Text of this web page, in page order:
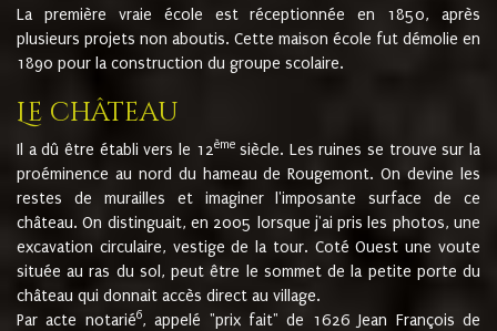
La première vraie école est réceptionnée en 1850, après
plusieurs projets non aboutis. Cette maison école fut démolie en
1890 pour la construction du groupe scolaire.
Le château
Il a dû être établi vers le 12èmesiècle. Les ruines se trouve sur la
proéminence au nord du hameau de Rougemont. On devine les
restes de murailles et imaginer l'imposante surface de ce
château. On distinguait, en 2005 lorsque j'ai pris les photos, une
excavation circulaire, vestige de la tour. Coté Ouest une voute
située au ras du sol, peut être le sommet de la petite porte du
château qui donnait accès direct au village.
Par acte notarié6, appelé "prix fait" de 1626 Jean François de